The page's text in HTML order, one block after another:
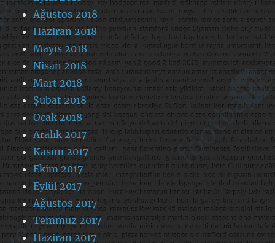
Ağustos 2018
Haziran 2018
Mayıs 2018
Nisan 2018
Mart 2018
Şubat 2018
Ocak 2018
Aralık 2017
Kasım 2017
Ekim 2017
Eylül 2017
Ağustos 2017
Temmuz 2017
Haziran 2017